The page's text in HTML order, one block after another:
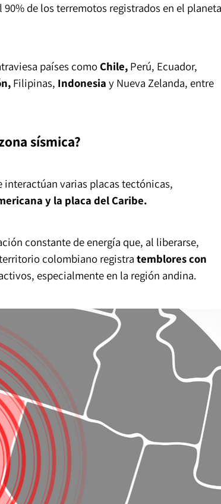
de los terremotos registrados en el
países como Chile,Perú, Ecuador,
Filipinas, Indonesia y Nueva Zelanda, entre
sísmica?
varias placas tectónicas,
y la placa del Caribe.
constante de energía que, al liberarse,
colombiano registra temblores con
especialmente en la región andina.